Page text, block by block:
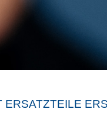
ERSATZTEILE